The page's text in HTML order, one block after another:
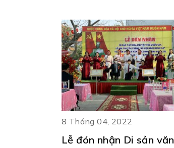
8 Tháng 04, 2022
Lễ đón nhận Di sản văn